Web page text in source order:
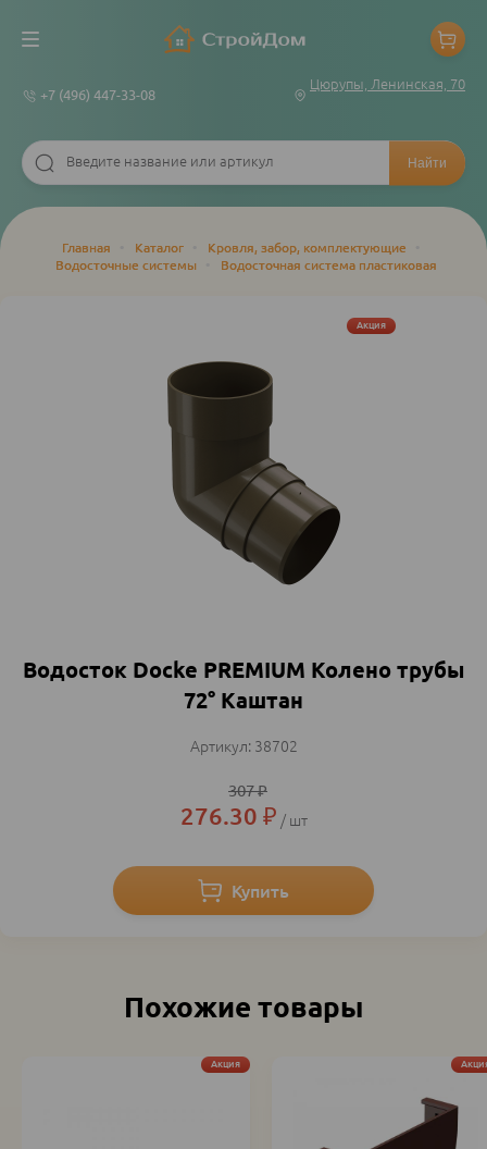
+7 (496) 447-33-08
Цюрупы, Ленинская, 70
Строка
навигации
Главная Каталог Кровля, забор, комплектующие
Водосточные системы
Водосточная система пластиковая
Акция
Водосток Doсke PREMIUM Колено трубы
72° Каштан
38702
307₽
276.30 ₽ шт
Похожие товары
Акция